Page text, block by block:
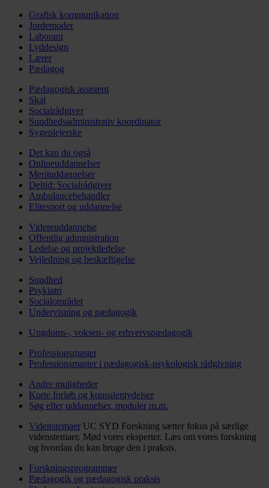
Grafisk kommunikation
Jordemoder
Laborant
Lyddesign
Lærer
Pædagog
Pædagogisk assistent
Skat
Socialrådgiver
Sundhedsadministrativ koordinator
Sygeplejerske
Det kan du også
Onlineuddannelser
Merituddannelser
Deltid: Socialrådgiver
Ambulancebehandler
Elitesport og uddannelse
Videreuddannelse
Offentlig administration
Ledelse og projektledelse
Vejledning og beskæftigelse
Sundhed
Psykiatri
Socialområdet
Undervisning og pædagogik
Ungdoms-, voksen- og erhvervspædagogik
Professionsmaster
Professionsmaster i pædagogisk-psykologisk rådgivning
Andre muligheder
Korte forløb og konsulentydelser
Søg efter uddannelser, moduler m.m.
Videnstemaer UC SYD Forskning sætter fokus på særlige
videnstemaer. Mød vores eksperter. Læs om vores forskning
og hvordan du kan bruge den i praksis.
Forskningsprogrammer
Pædagogik og pædagogisk praksis